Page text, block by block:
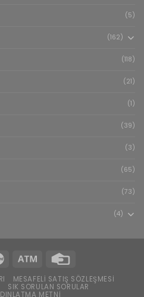
(5)
(162)
(118)
(21)
(1)
(39)
(3)
(65)
(73)
(4)
MESAFELI SATIŞ SÖZLEŞMESI
SIK SORULAN SORULAR
METNI